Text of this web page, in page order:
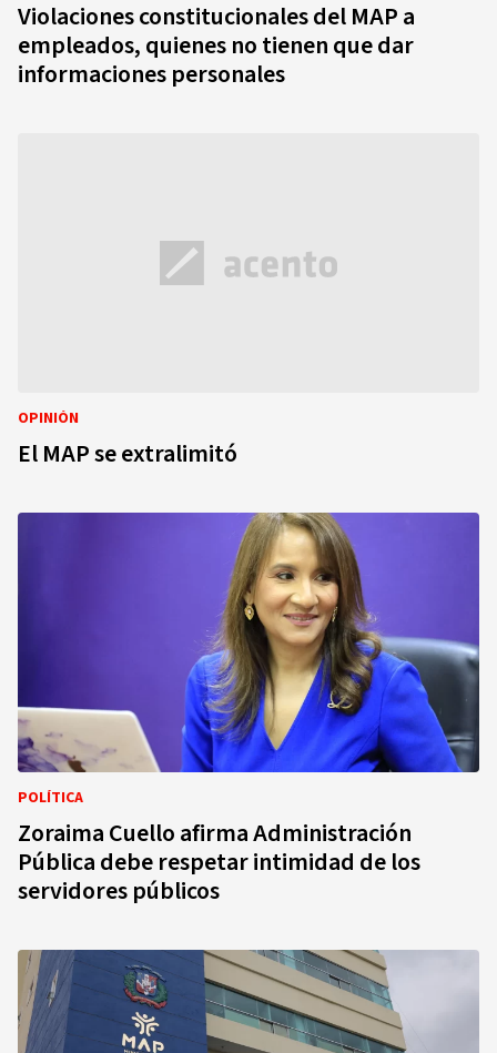
Violaciones constitucionales del MAP a
empleados, quienes no tienen que dar
informaciones personales
OPINIÓN
El MAP se extralimitó
POLÍTICA
Zoraima Cuello afirma Administración
Pública debe respetar intimidad de los
servidores públicos